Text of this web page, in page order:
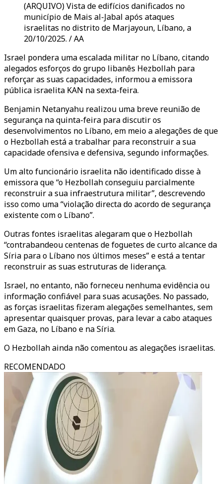
(ARQUIVO) Vista de edifícios danificados no
município de Mais al-Jabal após ataques
israelitas no distrito de Marjayoun, Líbano, a
20/10/2025. / AA
Israel pondera uma escalada militar no Líbano, citando
alegados esforços do grupo libanês Hezbollah para
reforçar as suas capacidades, informou a emissora
pública israelita KAN na sexta-feira.
Benjamin Netanyahu realizou uma breve reunião de
segurança na quinta-feira para discutir os
desenvolvimentos no Líbano, em meio a alegações de que
o Hezbollah está a trabalhar para reconstruir a sua
capacidade ofensiva e defensiva, segundo informações.
Um alto funcionário israelita não identificado disse à
emissora que “o Hezbollah conseguiu parcialmente
reconstruir a sua infraestrutura militar”, descrevendo
isso como uma “violação directa do acordo de segurança
existente com o Líbano”.
Outras fontes israelitas alegaram que o Hezbollah
“contrabandeou centenas de foguetes de curto alcance da
Síria para o Líbano nos últimos meses” e está a tentar
reconstruir as suas estruturas de liderança.
Israel, no entanto, não forneceu nenhuma evidência ou
informação confiável para suas acusações. No passado,
as forças israelitas fizeram alegações semelhantes, sem
apresentar quaisquer provas, para levar a cabo ataques
em Gaza, no Líbano e na Síria.
O Hezbollah ainda não comentou as alegações israelitas.
RECOMENDADO